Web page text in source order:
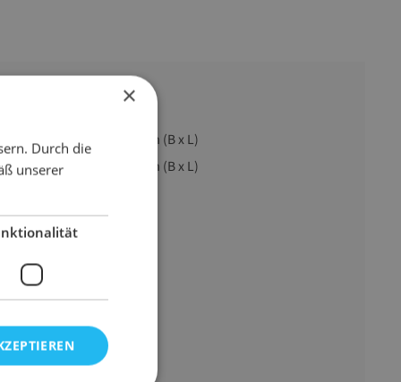
165 mm x 280 mm (B x L)
180 mm x 280 mm (B x L)
Papier
×
Durch die
unserer